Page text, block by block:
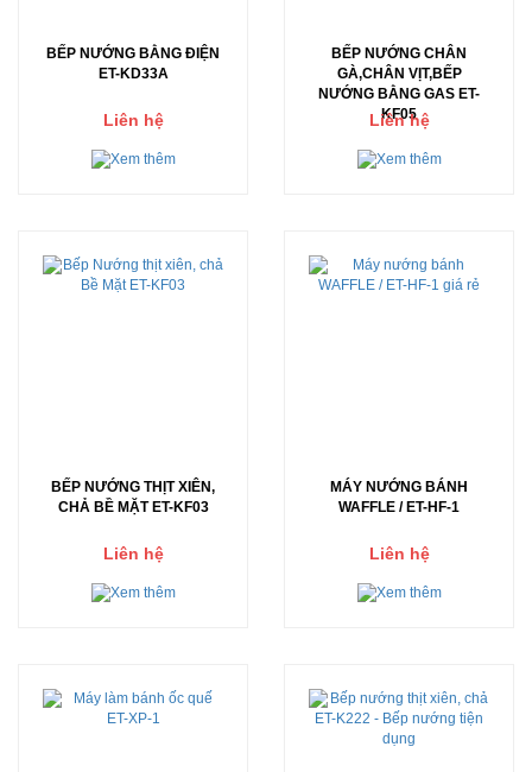
BẾP NƯỚNG BẰNG ĐIỆN
ET-KD33A
Liên hệ
BẾP NƯỚNG CHÂN
GÀ,CHÂN VỊT,BẾP
NƯỚNG BẰNG GAS ET-
KF05
Liên hệ
BẾP NƯỚNG THỊT XIÊN,
CHẢ BỀ MẶT ET-KF03
Liên hệ
MÁY NƯỚNG BÁNH
WAFFLE / ET-HF-1
Liên hệ